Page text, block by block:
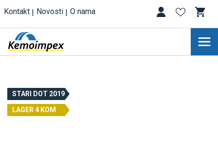
Kontakt Novosti O nama
STARI DOT 2019
LAGER 4 KOM